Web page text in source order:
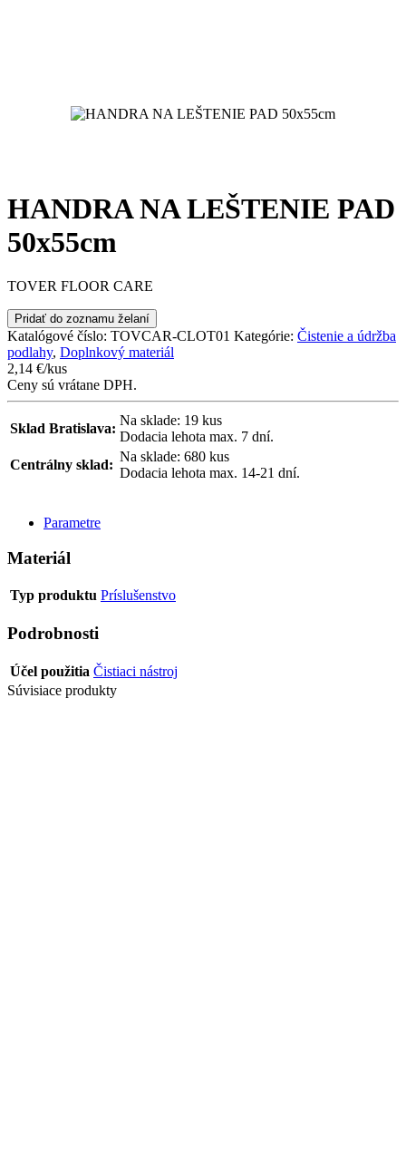
HANDRA NA LEŠTENIE PAD
50x55cm
TOVER FLOOR CARE
Pridať do zoznamu želaní
Katalógové číslo: TOVCAR-CLOT01 Kategórie: Čistenie a údržba
podlahy, Doplnkový materiál
2,14 €/kus
Ceny sú vrátane DPH.
Sklad Bratislava:
Na sklade: 19 kus
Dodacia lehota max. 7 dní.
Centrálny sklad:
Na sklade: 680 kus
Dodacia lehota max. 14-21 dní.
Parametre
Materiál
Typ produktu Príslušenstvo
Podrobnosti
Účel použitia Čistiaci nástroj
Súvisiace produkty